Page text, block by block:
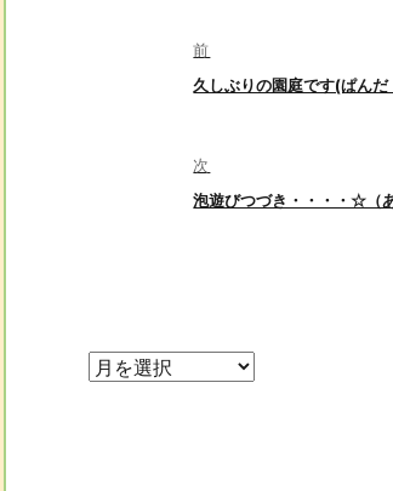
投
ナ
ゲ
前
前
稿:
久しぶりの園庭です(ぱん
次
次
泡遊びつづき・・・・☆（